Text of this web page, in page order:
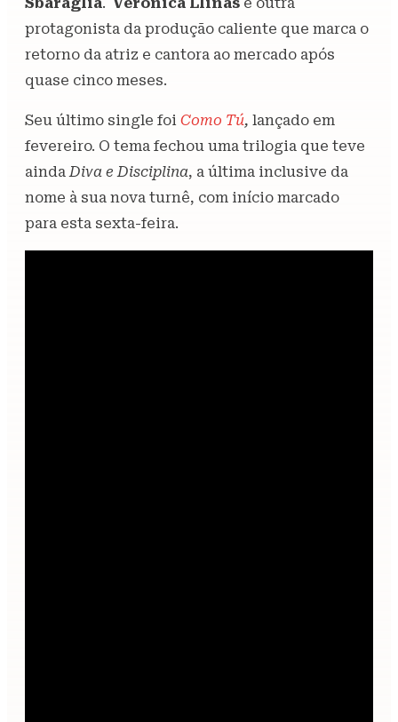
protagonista da produção caliente que marca o
retorno da atriz e cantora ao mercado após
quase cinco meses.
Seu último single foi Como Tú, lançado em
fevereiro. O tema fechou uma trilogia que teve
aindaDiva e Disciplina, a última inclusive da
nome à sua nova turnê, com início marcado
para esta sexta-feira.